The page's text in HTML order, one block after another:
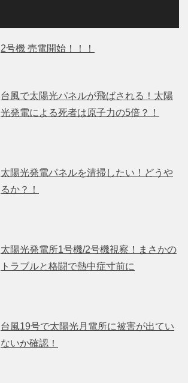
2号機 売電開始！！！
台風で太陽光パネルが飛ばされる！太陽
光発電による死者は原子力の5倍？！
太陽光発電パネルを清掃したい！どうや
るか？！
太陽光発電所1号機/2号機視察！まさかの
トラブルと格闘で熱中症寸前に
台風19号で太陽光月電所に被害が出てい
ないか確認！